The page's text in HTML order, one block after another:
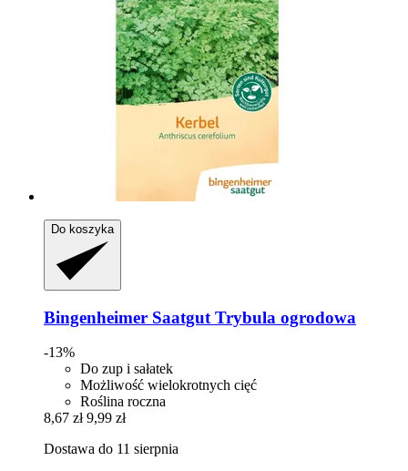
Do koszyka
Bingenheimer Saatgut Trybula ogrodowa
-13%
Do zup i sałatek
Możliwość wielokrotnych cięć
Roślina roczna
8,67 zł 9,99 zł
Dostawa do 11 sierpnia